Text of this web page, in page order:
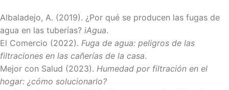
Albaladejo, A. (2019). ¿Por qué se producen las fugas de
agua en las tuberías? iAgua.
El Comercio (2022). Fuga de agua: peligros de las
filtraciones en las cañerías de la casa.
Mejor con Salud (2023). Humedad por filtración en el
hogar: ¿cómo solucionarlo?